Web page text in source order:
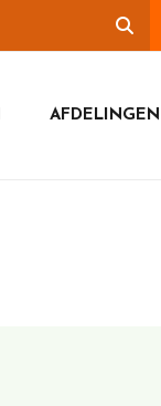
AFDELINGEN